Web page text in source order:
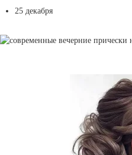
25 декабря